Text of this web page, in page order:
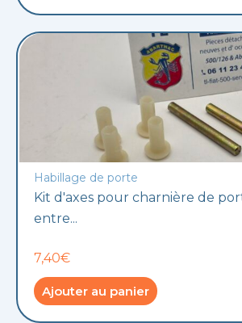
Habillage de porte
Kit d'axes pour charnière de
entre...
7,40€
Ajouter au panier